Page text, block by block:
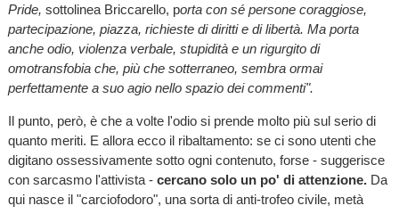
Pride, sottolinea Briccarello, porta con sé persone coraggiose,
partecipazione, piazza, richieste di diritti e di libertà. Ma porta
anche odio, violenza verbale, stupidità e un rigurgito di
omotransfobia che, più che sotterraneo, sembra ormai
perfettamente a suo agio nello spazio dei commenti".
Il punto, però, è che a volte l'odio si prende molto più sul serio di
quanto meriti. E allora ecco il ribaltamento: se ci sono utenti che
digitano ossessivamente sotto ogni contenuto, forse - suggerisce
con sarcasmo l'attivista - cercano solo un po' di attenzione. Da
qui nasce il "carciofodoro", una sorta di anti-trofeo civile, metà